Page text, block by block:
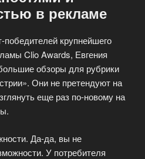
в рекламе
крупнейшего
Clio Awards, Евгения
обзоры для рубрики
Они не претендуют на
еще раз по-новому на
Да-да, вы не
У потребителя